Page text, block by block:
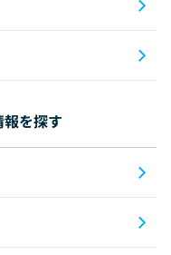
を探す